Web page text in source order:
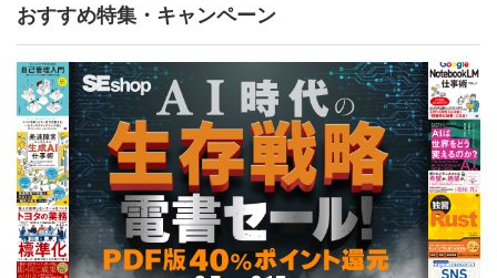
おすすめ特集・キャンペーン